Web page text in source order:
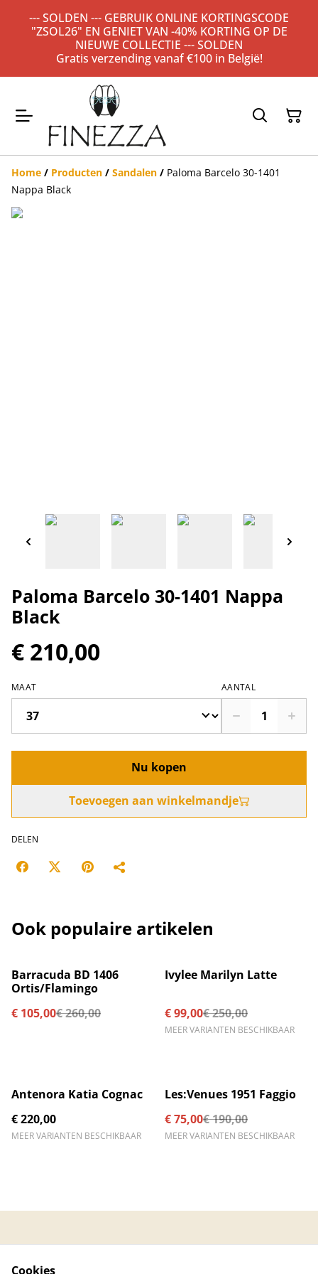
--- SOLDEN --- GEBRUIK ONLINE KORTINGSCODE
"ZSOL26" EN GENIET VAN -40% KORTING OP DE
NIEUWE COLLECTIE --- SOLDEN
Gratis verzending vanaf €100 in België!
Home / Producten / Sandalen / Paloma Barcelo 30-1401
Nappa Black
Paloma Barcelo 30-1401 Nappa
Black
€ 210,00
MAAT AANTAL
Nu kopen
Toevoegen aan winkelmandje
DELEN
Ook populaire artikelen
%
Barracuda BD 1406
Ortis/Flamingo
€ 105,00€ 260,00
%
Ivylee Marilyn Latte
€ 99,00€ 250,00
MEER VARIANTEN BESCHIKBAAR
Antenora Katia Cognac
€ 220,00
MEER VARIANTEN BESCHIKBAAR
%
Les:Venues 1951 Faggio
€ 75,00€ 190,00
MEER VARIANTEN BESCHIKBAAR
Cookies